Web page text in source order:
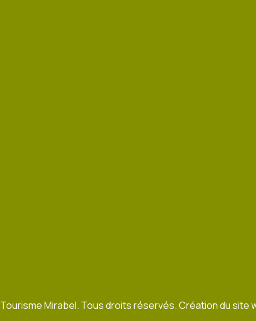
Tourisme Mirabel. Tous droits réservés. Création du site